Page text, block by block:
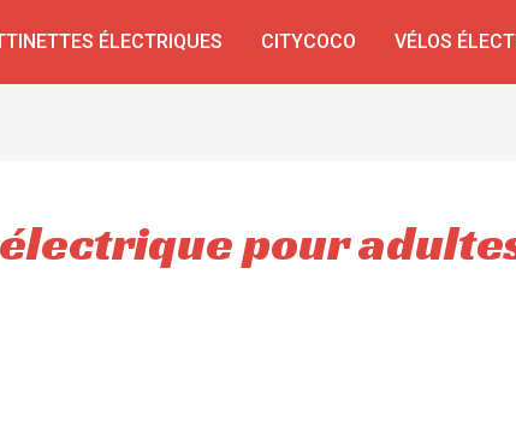
ÉLECTRIQUES CITYCOCO VÉLOS
pour